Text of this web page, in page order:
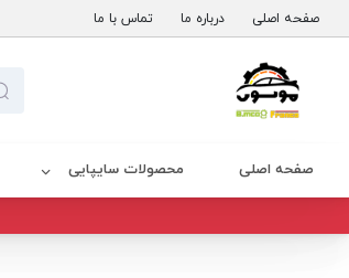
صفحه اصلی درباره ما تماس با ما
صفحه اصلی محصولات سایپایی